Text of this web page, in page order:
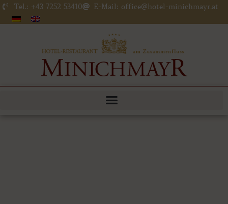
Zum
Inhalt
Tel.: +43 7252 53410 E-Mail: office@hotel-minichmayr.at